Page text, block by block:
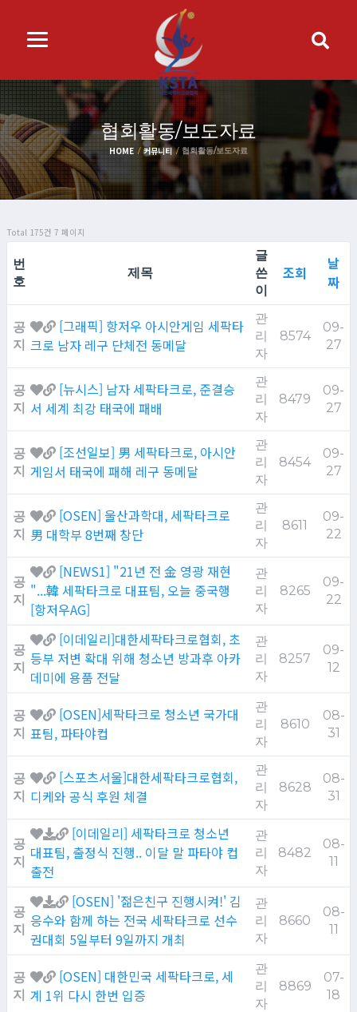
협회활동/보도자료
HOME 커뮤니티 협회활동/보도자료
Total 175건 7 페이지
번
호
제목
글
쓴
이
조회
날
짜
공
지
[그래픽] 항저우 아시안게임 세팍타
크로 남자 레구 단체전 동메달
관
리
자
8574
09-
27
공
지
[뉴시스] 남자 세팍타크로, 준결승
서 세계 최강 태국에 패배
관
리
자
8479
09-
27
공
지
[조선일보] 男 세팍타크로, 아시안
게임서 태국에 패해 레구 동메달
관
리
자
8454
09-
27
공
지
[OSEN] 울산과학대, 세팍타크로
男 대학부 8번째 창단
관
리
자
8611
09-
22
공
지
[NEWS1] "21년 전 金 영광 재현
"...韓 세팍타크로 대표팀, 오늘 중국행
[항저우AG]
관
리
자
8265
09-
22
공
지
[이데일리]대한세팍타크로협회, 초
등부 저변 확대 위해 청소년 방과후 아카
데미에 용품 전달
관
리
자
8257
09-
12
공
지
[OSEN]세팍타크로 청소년 국가대
표팀, 파타야컵
관
리
자
8610
08-
31
공
지
[스포츠서울]대한세팍타크로협회,
디케와 공식 후원 체결
관
리
자
8628
08-
31
공
지
[이데일리] 세팍타크로 청소년
대표팀, 출정식 진행.. 이달 말 파타야 컵
출전
관
리
자
8482
08-
11
공
지
[OSEN] '젊은친구 진행시켜!' 김
응수와 함께 하는 전국 세팍타크로 선수
권대회 5일부터 9일까지 개최
관
리
자
8660
08-
11
공
지
[OSEN] 대한민국 세팍타크로, 세
계 1위 다시 한번 입증
관
리
자
8869
07-
18